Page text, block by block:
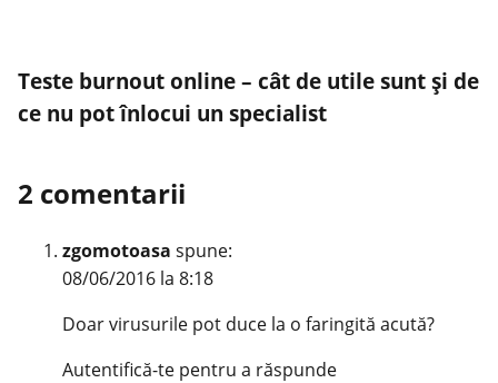
Teste burnout online – cât de utile sunt și de
ce nu pot înlocui un specialist
2 comentarii
zgomotoasa spune:
08/06/2016 la 8:18
Doar virusurile pot duce la o faringită acută?
Autentifică-te pentru a răspunde